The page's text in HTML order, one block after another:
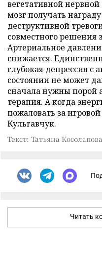
вегетативной
мозг получать
деструктивной
совместного решения
Артериальное
снижается.
глубокая депрессия с
состоянии не может
сначала нужны порой
терапия. А когда
пожаловать за
Кульгавчук.
Текст: Татьяна Косолапова
Читать